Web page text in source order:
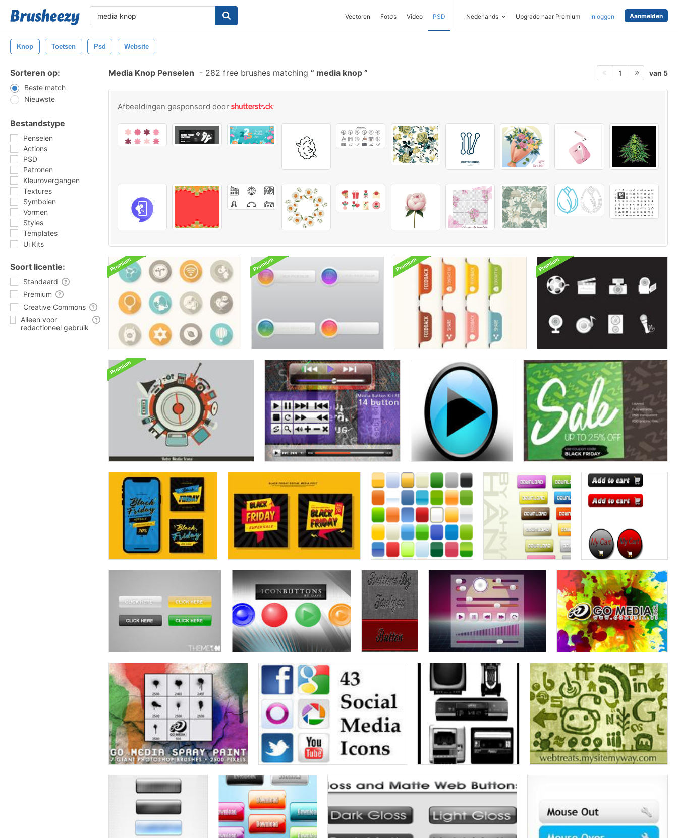
Vectoren Foto‘s Video PSD Nederlands Upgrade naar Premium Inloggen Aanmelden
Knop Toetsen Psd Website
Sorteren op:
Beste match
Nieuwste
Bestandstype
Penselen
Actions
PSD
Patronen
Kleurovergangen
Textures
Symbolen
Vormen
Styles
Templates
Ui Kits
Soort licentie:
Standaard
Premium
Creative Commons
Alleen voor
redactioneel gebruik
Media Knop Penselen - 282 free brushes matching media knop 1 van 5
Afbeeldingen gesponsord door